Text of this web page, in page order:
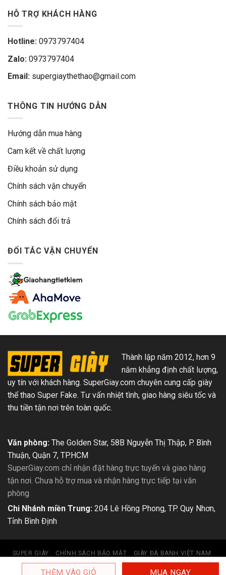
THÊM VÀO GIỎ MUA NGAY
HỖ TRỢ KHÁCH HÀNG
Hotline: 0973797404
Zalo: 0973797404
Email: supergiaythethao@gmail.com
THÔNG TIN HƯỚNG DẪN
Hướng dẫn mua hàng
Cam kết về chất lượng
Điều khoản sử dụng
Chính sách vận chuyển
Chính sách bảo mật
Chính sách đổi trả
ĐỐI TÁC VẬN CHUYỂN
Thành lập năm 2012, hơn 9
năm khẳng định chất lượng,
uy tín với khách hàng. SuperGiay.com chuyên cung cấp giày
thể thao Super Fake. Tư vấn nhiệt tình, giao hàng siêu tốc và
thu tiền tận nơi trên toàn quốc.
Văn phòng: The Golden Star, 58B Nguyễn Thị Thập, P. Bình
Thuận, Quận 7, TP.HCM
SuperGiay.com chỉ nhận đặt hàng trực tuyến và giao hàng
tận nơi. Chưa hỗ trợ mua và nhận hàng trực tiếp tại văn
phòng
Chi Nhánh miền Trung: 204 Lê Hồng Phong, TP. Quy Nhơn,
Tỉnh Bình Định
SUPER GIÀY CHÍNH SÁCH BẢO MẬT
GIÀY ĐÁ BANH VIỆT NAM